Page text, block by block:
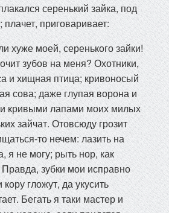
серенький зайка, под
плачет, приговаривает:
хуже моей, серенького зайки!
зубов на меня? Охотники,
и хищная птица; кривоносый
сова; даже глупая ворона и
кривыми лапами моих милых
зайчат. Отовсюду грозит
то нечем: лазить на
я не могу; рыть нор, как
зубки мои исправно
кору гложут, да укусить
Бегать я таки мастер и